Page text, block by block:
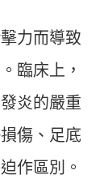
力而導致
臨床上，
炎的嚴重
傷、足底
作區別。